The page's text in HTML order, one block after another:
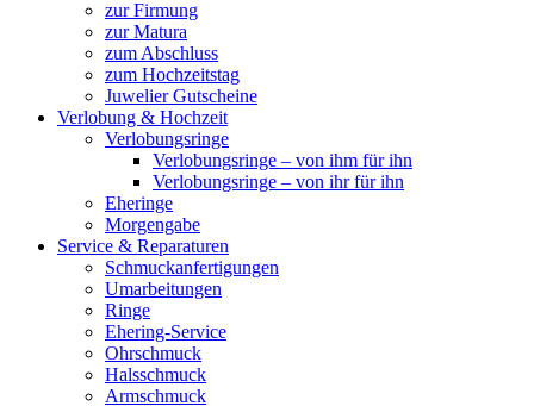
zur Firmung
zur Matura
zum Abschluss
zum Hochzeitstag
Juwelier Gutscheine
Verlobung & Hochzeit
Verlobungsringe
Verlobungsringe – von ihm für ihn
Verlobungsringe – von ihr für ihn
Eheringe
Morgengabe
Service & Reparaturen
Schmuckanfertigungen
Umarbeitungen
Ringe
Ehering-Service
Ohrschmuck
Halsschmuck
Armschmuck